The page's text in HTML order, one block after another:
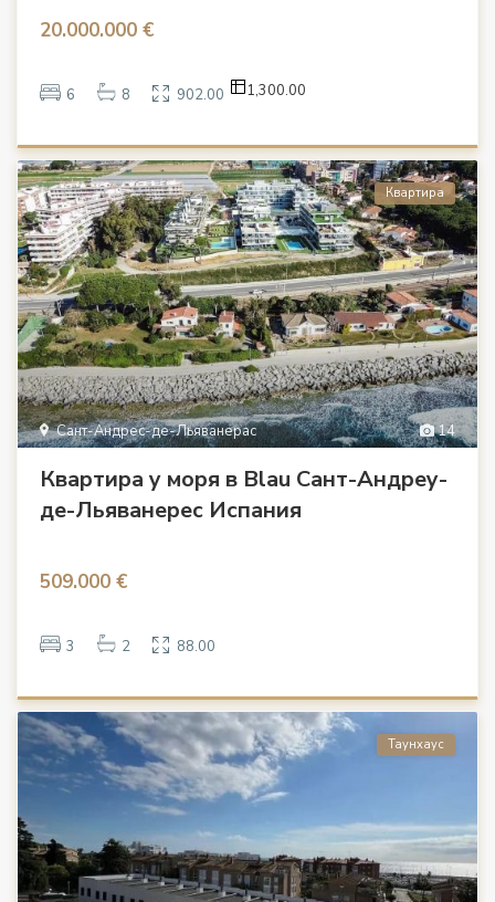
20.000.000 €
6 8 902.00 1,300.00
14
Сант-Андрес-де-Льяванерас
Квартира
Квартира у моря в Blau Сант-Андреу-
де-Льяванерес Испания
509.000 €
3 2 88.00
Таунхаус